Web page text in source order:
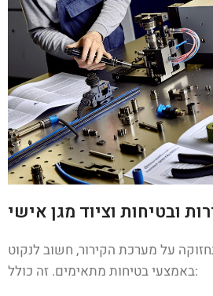
ובטיחות וציוד מגן אישי
על מערכת הקירור, חשוב לנקוט
באמצעי בטיחות מתאימים. זה כולל: